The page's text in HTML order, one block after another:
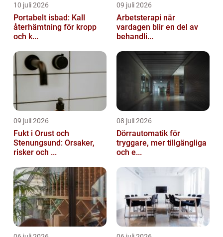
10 juli 2026
Portabelt isbad: Kall
återhämtning för kropp
och k...
09 juli 2026
Arbetsterapi när
vardagen blir en del av
behandli...
09 juli 2026
Fukt i Orust och
Stenungsund: Orsaker,
risker och ...
08 juli 2026
Dörrautomatik för
tryggare, mer tillgängliga
och e...